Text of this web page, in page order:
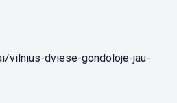
vilnius-dviese-gondoloje-jau-